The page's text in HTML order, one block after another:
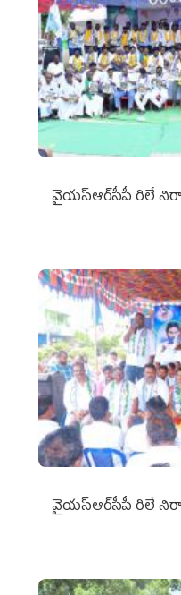
వైయ‌స్ఆర్‌సీపీ రిలే
వైయ‌స్ఆర్‌సీపీ రిలే